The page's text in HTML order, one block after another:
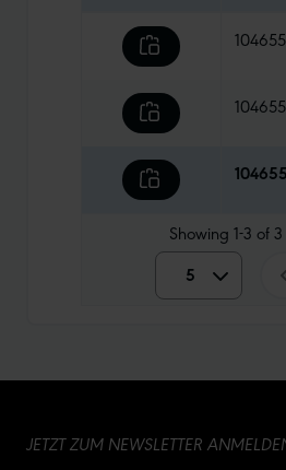
Showing 1-3 of3
5 5
20
JETZT ZUM NEWSLETTER